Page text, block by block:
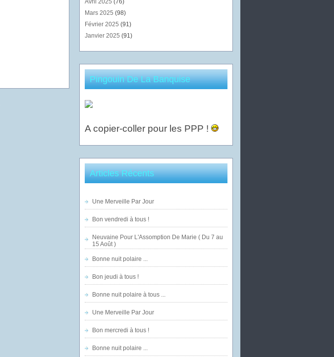
Avril 2025 (76)
Mars 2025 (98)
Février 2025 (91)
Janvier 2025 (91)
Pingouin De La Banquise
A copier-coller pour les PPP !
Articles Récents
Une Merveille Par Jour
Bon vendredi à tous !
Neuvaine Pour L'Assomption De Marie ( Du 7 au
15 Août )
Bonne nuit polaire ...
Bon jeudi à tous !
Bonne nuit polaire à tous ...
Une Merveille Par Jour
Bon mercredi à tous !
Bonne nuit polaire ...